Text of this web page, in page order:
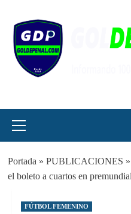
contenido
principal
Portada » PUBLICACIONES »
el boleto a cuartos en
FÚTBOL FEMENINO